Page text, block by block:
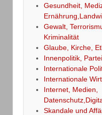
Gesundheit,
Gewalt,
Kriminalität
Glaube, Kirche,
Innenpolitik,
Internationale
Internationale
Internet, Medien,
Skandale und